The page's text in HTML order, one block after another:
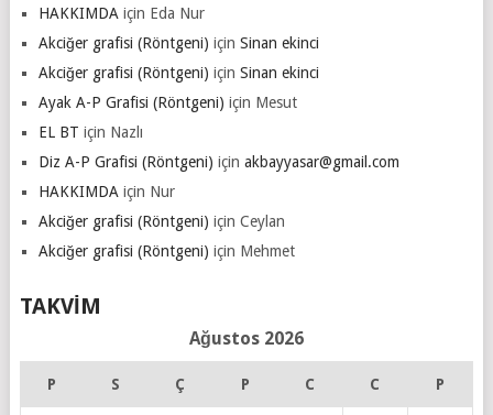
HAKKIMDA için Eda Nur
Akciğer grafisi (Röntgeni) için Sinan ekinci
Akciğer grafisi (Röntgeni) için Sinan ekinci
Ayak A-P Grafisi (Röntgeni) için Mesut
EL BT için Nazlı
Diz A-P Grafisi (Röntgeni) için akbayyasar@gmail.com
HAKKIMDA için Nur
Akciğer grafisi (Röntgeni) için Ceylan
Akciğer grafisi (Röntgeni) için Mehmet
TAKVIM
Ağustos 2026
P S Ç P C C P